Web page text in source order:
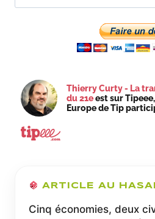
N’EST
QU’UNE
SUITE
D’HORIZONS
Thierry Curty - La
du 21eest sur
Europe de Tip
ARTICLE AU
Cinq économies, deux